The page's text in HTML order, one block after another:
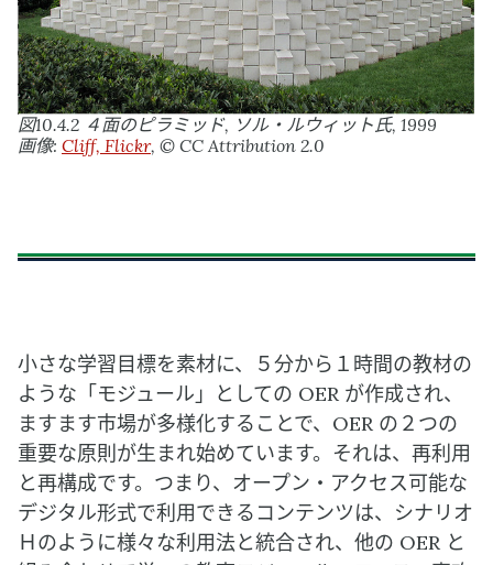
図10.4.2 ４面のピラミッド, ソル・ルウィット氏, 1999
画像: Cliff, Flickr, © CC Attribution 2.0
小さな学習目標を素材に、５分から１時間の教材の
ような「モジュール」としての OER が作成され、
ますます市場が多様化することで、OER の２つの
重要な原則が生まれ始めています。それは、再利用
と再構成です。つまり、オープン・アクセス可能な
デジタル形式で利用できるコンテンツは、シナリオ
Ｈのように様々な利用法と統合され、他の OER と